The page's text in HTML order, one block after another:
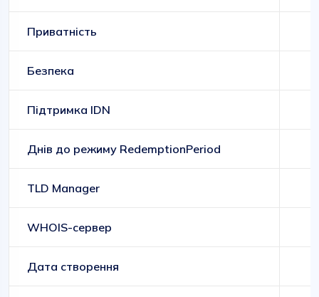
Приватність
Безпека
Підтримка IDN
Днів до режиму RedemptionPeriod
TLD Manager
WHOIS-сервер
Дата створення